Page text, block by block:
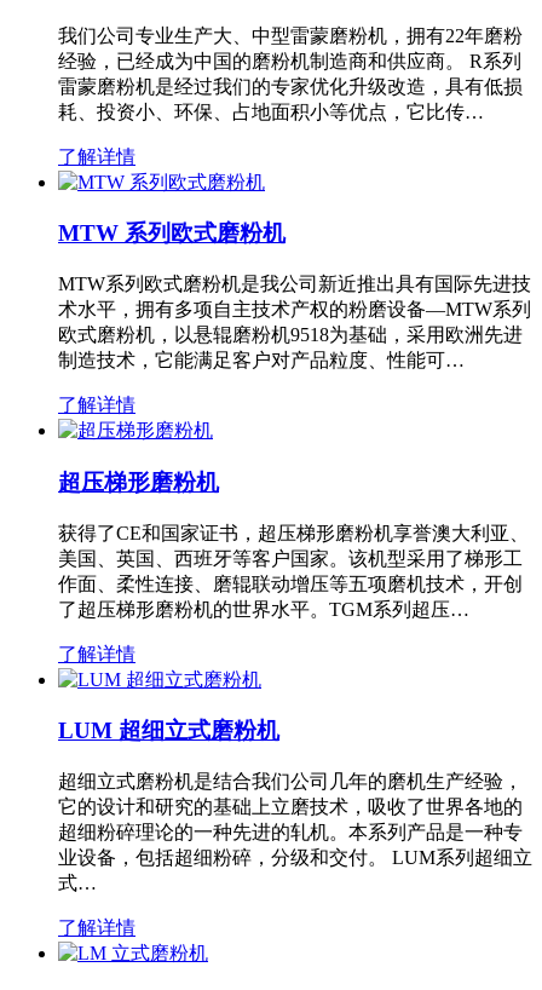
我们公司专业生产大、中型雷蒙磨粉机，拥有22年磨粉
经验，已经成为中国的磨粉机制造商和供应商。 R系列
雷蒙磨粉机是经过我们的专家优化升级改造，具有低损
耗、投资小、环保、占地面积小等优点，它比传…
了解详情
MTW 系列欧式磨粉机
MTW系列欧式磨粉机是我公司新近推出具有国际先进技
术水平，拥有多项自主技术产权的粉磨设备—MTW系列
欧式磨粉机，以悬辊磨粉机9518为基础，采用欧洲先进
制造技术，它能满足客户对产品粒度、性能可…
了解详情
超压梯形磨粉机
获得了CE和国家证书，超压梯形磨粉机享誉澳大利亚、
美国、英国、西班牙等客户国家。该机型采用了梯形工
作面、柔性连接、磨辊联动增压等五项磨机技术，开创
了超压梯形磨粉机的世界水平。TGM系列超压…
了解详情
LUM 超细立式磨粉机
超细立式磨粉机是结合我们公司几年的磨机生产经验，
它的设计和研究的基础上立磨技术，吸收了世界各地的
超细粉碎理论的一种先进的轧机。本系列产品是一种专
业设备，包括超细粉碎，分级和交付。 LUM系列超细立
式…
了解详情